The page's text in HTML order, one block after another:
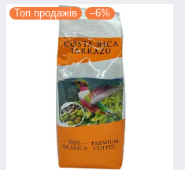
Топ продажів –6%